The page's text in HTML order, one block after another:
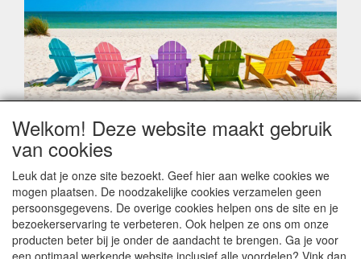
Geachte klant,
Zoals elk jaar zorgt de verlofperiode, naast een hoop
leveringsproblemen.
Sommige fabrikanten sluiten of werken met een
vakantiebezetting.
Bestellingen die vanaf +/- 15 juli geplaatst worden kunnen
hierdoor vertraging oplopen. Wanneer die voorradig is en alle
Welkom! Deze website maakt gebruik
van cookies
Leuk dat je onze site bezoekt. Geef hier aan welke cookies we
mogen plaatsen. De noodzakelijke cookies verzamelen geen
persoonsgegevens. De overige cookies helpen ons de site en je
bezoekerservaring te verbeteren. Ook helpen ze ons om onze
producten beter bij je onder de aandacht te brengen. Ga je voor
een optimaal werkende website inclusief alle voordelen? Vink dan